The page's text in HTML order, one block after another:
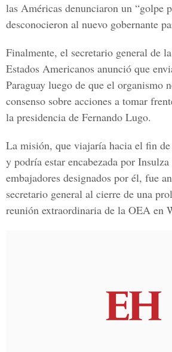
las Américas denunciaron un “golpe
desconocieron al nuevo gobernante
Finalmente, el secretario general de
Estados Americanos anunció que
Paraguay luego de que el organismo
consenso sobre acciones a tomar
la presidencia de Fernando Lugo.
La misión, que viajaría hacia el fin de
y podría estar encabezada por
embajadores designados por él, fue
secretario general al cierre de una
reunión extraordinaria de la OEA en